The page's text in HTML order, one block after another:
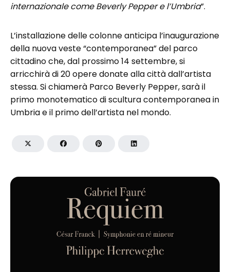
internazionale come Beverly Pepper e l’Umbria”.
L’installazione delle colonne anticipa l’inaugurazione
della nuova veste “contemporanea” del parco
cittadino che, dal prossimo 14 settembre, si
arricchirà di 20 opere donate alla città dall’artista
stessa. Si chiamerà Parco Beverly Pepper, sarà il
primo monotematico di scultura contemporanea in
Umbria e il primo dell’artista nel mondo.